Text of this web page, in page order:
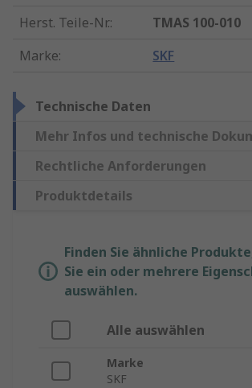
Herst. Teile-Nr.:
TMAS 100-010
Marke: SKF
Technische Daten
Mehr Infos und technische
Rechtliche Anforderungen
Produktdetails
Finden Sie ähnliche
Sie ein oder mehrere
auswählen.
Alle auswählen
Marke
SKF